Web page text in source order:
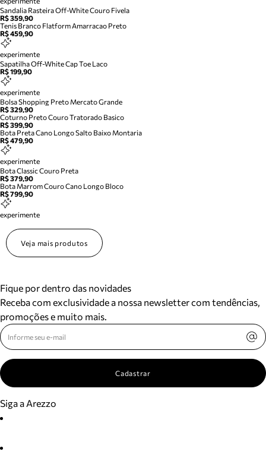
Sandalia Rasteira Off-White Couro Fivela
R$ 359,90
Tenis Branco Flatform Amarracao Preto
R$ 459,90
experimente
Sapatilha Off-White Cap Toe Laco
R$ 199,90
experimente
Bolsa Shopping Preto Mercato Grande
R$ 329,90
Coturno Preto Couro Tratorado Basico
R$ 399,90
Bota Preta Cano Longo Salto Baixo Montaria
R$ 479,90
experimente
Bota Classic Couro Preta
R$ 379,90
Bota Marrom Couro Cano Longo Bloco
R$ 799,90
experimente
Veja mais produtos
Fique por dentro das novidades
Receba com exclusividade a nossa newsletter com tendências,
promoções e muito mais.
Cadastrar
Siga a Arezzo